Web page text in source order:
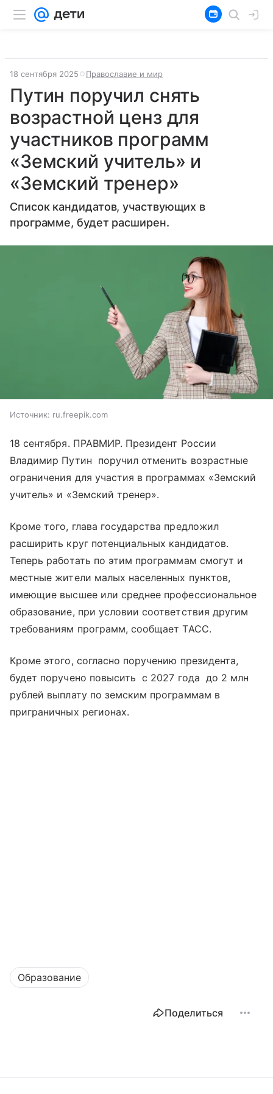
18 сентября 2025 Православие и мир
Путин поручил снять
возрастной ценз для
участников программ
«Земский учитель» и
«Земский тренер»
Список кандидатов, участвующих в
программе, будет расширен.
Источник: ru.freepik.com
18 сентября. ПРАВМИР. Президент России
Владимир Путин поручил отменить возрастные
ограничения для участия в программах «Земский
учитель» и «Земский тренер».
Кроме того, глава государства предложил
расширить круг потенциальных кандидатов.
Теперь работать по этим программам смогут и
местные жители малых населенных пунктов,
имеющие высшее или среднее профессиональное
образование, при условии соответствия другим
требованиям программ, сообщает ТАСС.
Кроме этого, согласно поручению президента,
будет поручено повысить с 2027 года до 2 млн
рублей выплату по земским программам в
приграничных регионах.
Образование
Поделиться